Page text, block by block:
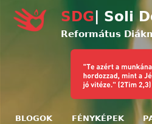
SDG | Soli
Református
BLOGOK FÉNYKÉPEK